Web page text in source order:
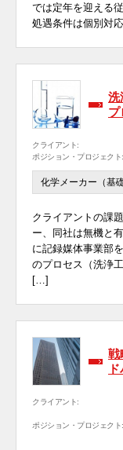
では定年を迎える
処遇条件は個別対
洗
プ
クライアント:
ポジション・プロジェクト:
化学メーカー（基
クライアントの課
ー、同社は無機と
に記録媒体事業部
のプロセス（洗浄
[…]
戦
クライアント:
ポジション・プロジェクト: